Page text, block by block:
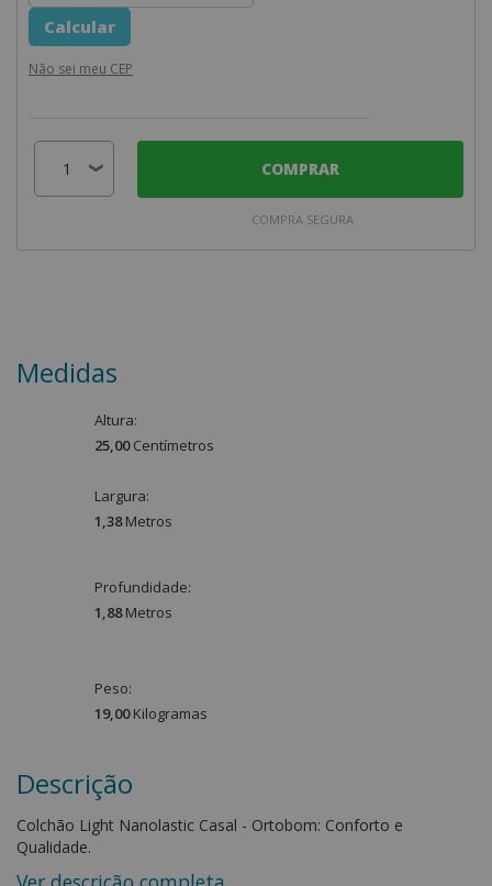
Não sei meu CEP
COMPRAR
COMPRA SEGURA
Medidas
Altura:
25,00 Centímetros
Largura:
1,38 Metros
Profundidade:
1,88 Metros
Peso:
19,00 Kilogramas
Descrição
Colchão Light Nanolastic Casal - Ortobom: Conforto e
Qualidade.